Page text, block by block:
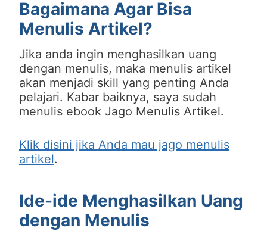
Bagaimana Agar Bisa
Menulis Artikel?
Jika anda ingin menghasilkan uang
dengan menulis, maka menulis artikel
akan menjadi skill yang penting Anda
pelajari. Kabar baiknya, saya sudah
menulis ebook Jago Menulis Artikel.
Klik disini jika Anda mau jago menulis
artikel.
Ide-ide Menghasilkan Uang
dengan Menulis